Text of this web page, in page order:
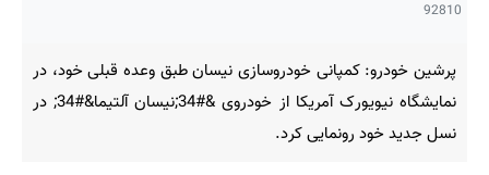
92810
پرشین خودرو: کمپانی خودروسازی نیسان طبق وعده قبلی خود، در
نمایشگاه نیویورک آمریکا از خودروی &#34;نیسان آلتیما&#34; در
نسل جدید خود رونمایی کرد.